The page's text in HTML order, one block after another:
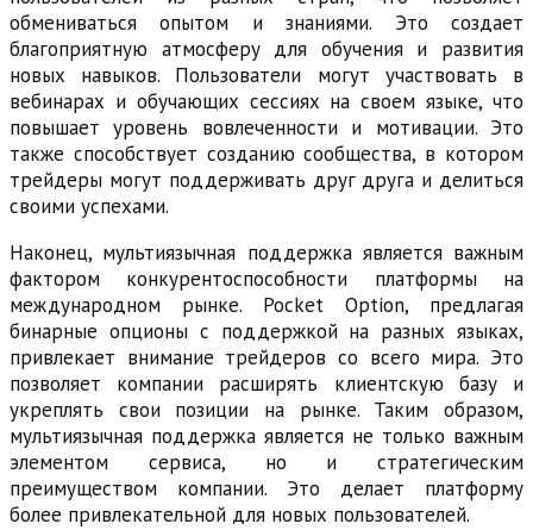
обмениваться опытом и знаниями. Это создает
благоприятную атмосферу для обучения и развития
новых навыков. Пользователи могут участвовать в
вебинарах и обучающих сессиях на своем языке, что
повышает уровень вовлеченности и мотивации. Это
также способствует созданию сообщества, в котором
трейдеры могут поддерживать друг друга и делиться
своими успехами.
Наконец, мультиязычная поддержка является важным
фактором конкурентоспособности платформы на
международном рынке. Pocket Option, предлагая
бинарные опционы с поддержкой на разных языках,
привлекает внимание трейдеров со всего мира. Это
позволяет компании расширять клиентскую базу и
укреплять свои позиции на рынке. Таким образом,
мультиязычная поддержка является не только важным
элементом сервиса, но и стратегическим
преимуществом компании. Это делает платформу
более привлекательной для новых пользователей.